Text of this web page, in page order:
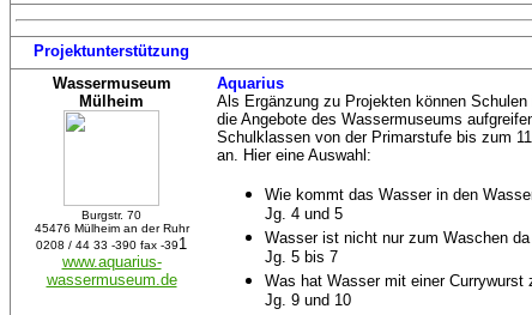
Projektunterstützung
Wassermuseum
Mülheim
Burgstr. 70
45476 Mülheim an der Ruhr
0208 / 44 33 -390 fax -391
www.aquarius-
wassermuseum.de
Aquarius
Als Ergänzung zu Projekten können
die Angebote des Wassermuseums
Schulklassen von der Primarstufe bis zum
an. Hier eine Auswahl:
Wie kommt das Wasser in den
Jg. 4 und 5
Wasser ist nicht nur zum Waschen da
Jg. 5 bis 7
Was hat Wasser mit einer Currywurst
Jg. 9 und 10